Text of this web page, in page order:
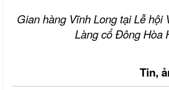
Gian hàng Vĩnh Long tạiLễ hội
Làng cổ Đông Hòa
Tin,